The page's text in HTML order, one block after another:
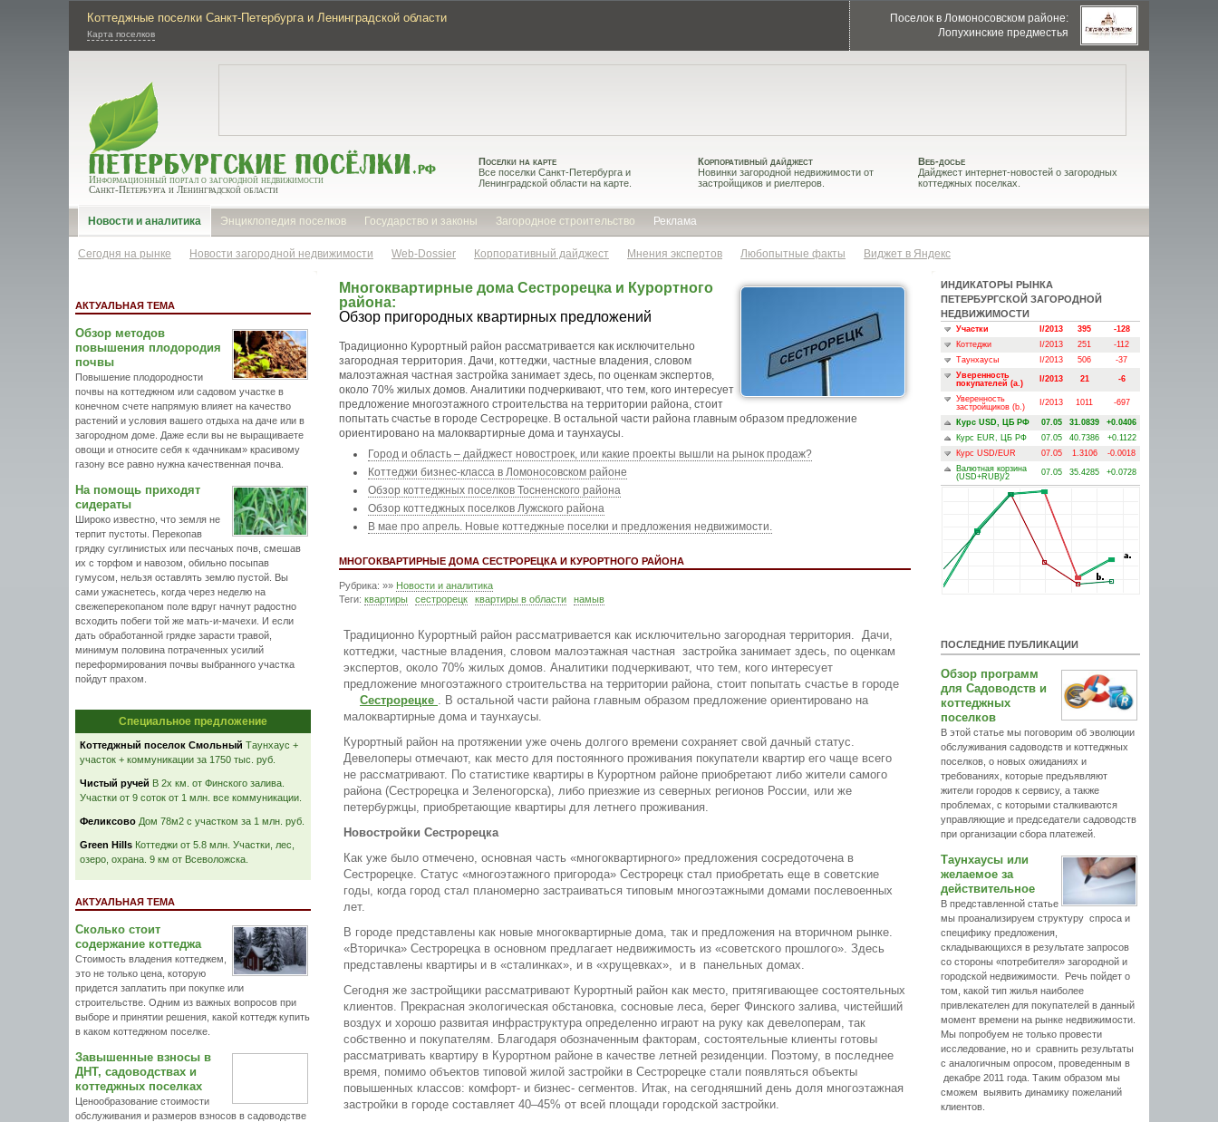
Коттеджные поселки Санкт-Петербурга и Ленинградской области
Карта поселков
Поселок в Ломоносовском районе:
Лопухинские предместья
Информационный портал о загородной недвижимости
Санкт-Петербурга и Ленинградской области
Поселки на карте
Все поселки Санкт-Петербурга и
Ленинградской области на карте.
Корпоративный дайджест
Новинки загородной недвижимости от
застройщиков и риелтеров.
Веб-досье
Дайджест интернет-новостей о загородных
коттеджных поселках.
Новости и аналитика Энциклопедия поселков Государство и законы Загородное строительство Реклама
Сегодня на рынке Новости загородной недвижимости Web-Dossier Корпоративный дайджест Мнения экспертов Любопытные факты Виджет в Яндекс
Многоквартирные дома Сестрорецка и Курортного
района:
Обзор пригородных квартирных предложений
Традиционно Курортный район рассматривается как исключительно
загородная территория. Дачи, коттеджи, частные владения, словом
малоэтажная частная застройка занимает здесь, по оценкам экспертов,
около 70% жилых домов. Аналитики подчеркивают, что тем, кого интересует
предложение многоэтажного строительства на территории района, стоит
попытать счастье в городе Сестрорецке. В остальной части района главным образом предложение
ориентировано на малоквартирные дома и таунхаусы.
Город и область – дайджест новостроек, или какие проекты вышли на рынок продаж?
Коттеджи бизнес-класса в Ломоносовском районе
Обзор коттеджных поселков Тосненского района
Обзор коттеджных поселков Лужского района
В мае про апрель. Новые коттеджные поселки и предложения недвижимости.
МНОГОКВАРТИРНЫЕ ДОМА СЕСТРОРЕЦКА И КУРОРТНОГО РАЙОНА
Рубрика: »» Новости и аналитика
Теги: квартиры сестрорецк квартиры в области намыв
Традиционно Курортный район рассматривается как исключительно загородная территория. Дачи,
коттеджи, частные владения, словом малоэтажная частная застройка занимает здесь, по оценкам
экспертов, около 70% жилых домов. Аналитики подчеркивают, что тем, кого интересует
предложение многоэтажного строительства на территории района, стоит попытать счастье в городе
Сестрорецке . В остальной части района главным образом предложение ориентировано на
малоквартирные дома и таунхаусы.
Курортный район на протяжении уже очень долгого времени сохраняет свой дачный статус.
Девелоперы отмечают, как место для постоянного проживания покупатели квартир его чаще всего
не рассматривают. По статистике квартиры в Курортном районе приобретают либо жители самого
района (Сестрорецка и Зеленогорска), либо приезжие из северных регионов России, или же
петербуржцы, приобретающие квартиры для летнего проживания.
Новостройки Сестрорецка
Как уже было отмечено, основная часть «многоквартирного» предложения сосредоточена в
Сестрорецке. Статус «многоэтажного пригорода» Сестрорецк стал приобретать еще в советские
годы, когда город стал планомерно застраиваться типовым многоэтажными домами послевоенных
лет.
В городе представлены как новые многоквартирные дома, так и предложения на вторичном рынке.
«Вторичка» Сестрорецка в основном предлагает недвижимость из «советского прошлого». Здесь
представлены квартиры и в «сталинках», и в «хрущевках», и в панельных домах.
Сегодня же застройщики рассматривают Курортный район как место, притягивающее состоятельных
клиентов. Прекрасная экологическая обстановка, сосновые леса, берег Финского залива, чистейший
воздух и хорошо развитая инфраструктура определенно играют на руку как девелоперам, так
собственно и покупателям. Благодаря обозначенным факторам, состоятельные клиенты готовы
рассматривать квартиру в Курортном районе в качестве летней резиденции. Поэтому, в последнее
время, помимо объектов типовой жилой застройки в Сестрорецке стали появляться объекты
повышенных классов: комфорт- и бизнес- сегментов. Итак, на сегодняшний день доля многоэтажная
застройки в городе составляет 40–45% от всей площади городской застройки.
ИНДИКАТОРЫ РЫНКА
ПЕТЕРБУРГСКОЙ ЗАГОРОДНОЙ
НЕДВИЖИМОСТИ
Участки I/2013 395
-128
Коттеджи
I/2013 251
-112
Таунхаусы
I/2013 506
-37
Уверенность
покупателей (a.)
I/2013 21 -6
Уверенность
застройщиков (b.)
I/2013 1011 -697
Курс USD, ЦБ РФ 07.05 31.0839
+0.0406
Курс EUR, ЦБ РФ
07.05 40.7386
+0.1122
Курс USD/EUR
07.05 1.3106
-0.0018
Валютная корзина
(USD+RUB)/2
07.05 35.4285 +0.0728
ПОСЛЕДНИЕ ПУБЛИКАЦИИ
Обзор программ
для Садоводств и
коттеджных
поселков
В этой статье мы поговорим об эволюции
обслуживания садоводств и коттеджных
поселков, о новых ожиданиях и
требованиях, которые предъявляют
жители городов к сервису, а также
проблемах, с которыми сталкиваются
управляющие и председатели садоводств
при организации сбора платежей.
Таунхаусы или
желаемое за
действительное
В представленной статье
мы проанализируем структуру спроса и
специфику предложения,
складывающихся в результате запросов
со стороны «потребителя» загородной и
городской недвижимости. Речь пойдет о
том, какой тип жилья наиболее
привлекателен для покупателей в данный
момент времени на рынке недвижимости.
Мы попробуем не только провести
исследование, но и сравнить результаты
с аналогичным опросом, проведенным в
декабре 2011 года. Таким образом мы
сможем выявить динамику пожеланий
клиентов.
АКТУАЛЬНАЯ ТЕМА
Обзор методов
повышения плодородия
почвы
Повышение плодородности
почвы на коттеджном или садовом участке в
конечном счете напрямую влияет на качество
растений и условия вашего отдыха на даче или в
загородном доме. Даже если вы не выращиваете
овощи и относите себя к «дачникам» красивому
газону все равно нужна качественная почва.
На помощь приходят
сидераты
Широко известно, что земля не
терпит пустоты. Перекопав
грядку суглинистых или песчаных почв, смешав
их с торфом и навозом, обильно посыпав
гумусом, нельзя оставлять землю пустой. Вы
сами ужаснетесь, когда через неделю на
свежеперекопаном поле вдруг начнут радостно
всходить побеги той же мать-и-мачехи. И если
дать обработанной грядке зарасти травой,
минимум половина потраченных усилий
переформирования почвы выбранного участка
пойдут прахом.
Специальное предложение
Коттеджный поселок Смольный Таунхаус +
участок + коммуникации за 1750 тыс. руб.
Чистый ручей В 2х км. от Финского залива.
Участки от 9 соток от 1 млн. все коммуникации.
Феликсово Дом 78м2 с участком за 1 млн. руб.
Green Hills Коттеджи от 5.8 млн. Участки, лес,
озеро, охрана. 9 км от Всеволожска.
АКТУАЛЬНАЯ ТЕМА
Сколько стоит
содержание коттеджа
Стоимость владения коттеджем,
это не только цена, которую
придется заплатить при покупке или
строительстве. Одним из важных вопросов при
выборе и принятии решения, какой коттедж купить
в каком коттеджном поселке.
Завышенные взносы в
ДНТ, садоводствах и
коттеджных поселках
Ценообразование стоимости
обслуживания и размеров взносов в садоводстве